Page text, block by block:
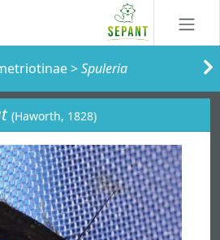
>Spuleria
(Haworth, 1828)